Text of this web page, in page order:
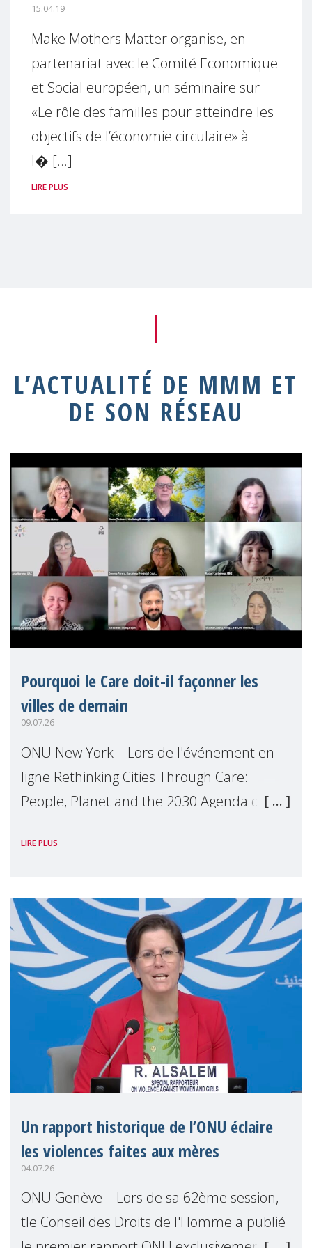
15.04.19
Make Mothers Matter organise, en
partenariat avec le Comité Economique
et Social européen, un séminaire sur
«Le rôle des familles pour atteindre les
objectifs de l’économie circulaire» à
l� [...]
LIRE PLUS
L’ACTUALITÉ DE MMM ET
DE SON RÉSEAU
Pourquoi le Care doit-il façonner les
villes de demain
09.07.26
ONU New York – Lors de l'événement en
ligne Rethinking Cities Through Care:
People, Planet and the 2030 Agenda que
Politique de Haut Niveau (FPHN) des
LIRE PLUS
Un rapport historique de l’ONU éclaire
les violences faites aux mères
04.07.26
ONU Genève – Lors de sa 62ème session,
tle Conseil des Droits de l'Homme a publié